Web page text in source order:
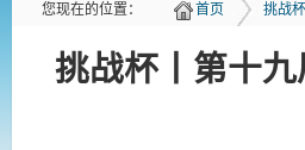
您现在的位置： 首页 挑战
挑战杯丨第十